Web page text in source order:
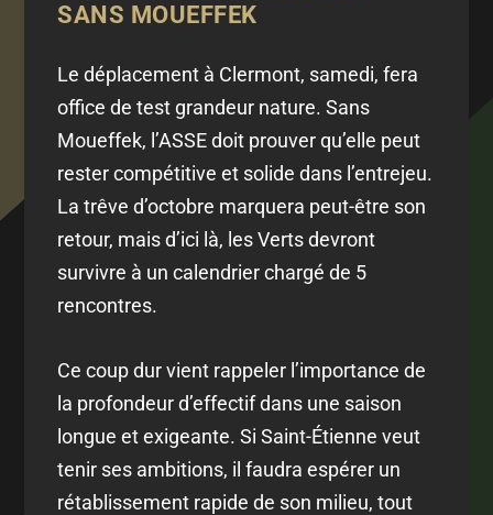
SANS MOUEFFEK
Le déplacement à Clermont, samedi, fera
office de test grandeur nature. Sans
Moueffek, l’ASSE doit prouver qu’elle peut
rester compétitive et solide dans l’entrejeu.
La trêve d’octobre marquera peut-être son
retour, mais d’ici là, les Verts devront
survivre à un calendrier chargé de 5
rencontres.
Ce coup dur vient rappeler l’importance de
la profondeur d’effectif dans une saison
longue et exigeante. Si Saint-Étienne veut
tenir ses ambitions, il faudra espérer un
rétablissement rapide de son milieu, tout